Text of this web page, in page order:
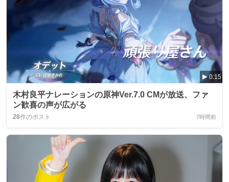
0:15
木村良平ナレーションの原神Ver.7.0 CMが放送、ファ
ン歓喜の声が広がる
28件のポスト 7時間前